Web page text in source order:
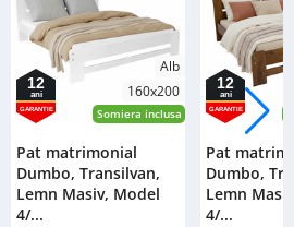
Alb
160x200
Somiera inclusa
12
ani
GARANTIE
Pat matrimonial
Dumbo, Transilvan,
Lemn Masiv, Model
4/...
12
ani
GARANTIE
Pat
Dumbo,
Lemn
4/...